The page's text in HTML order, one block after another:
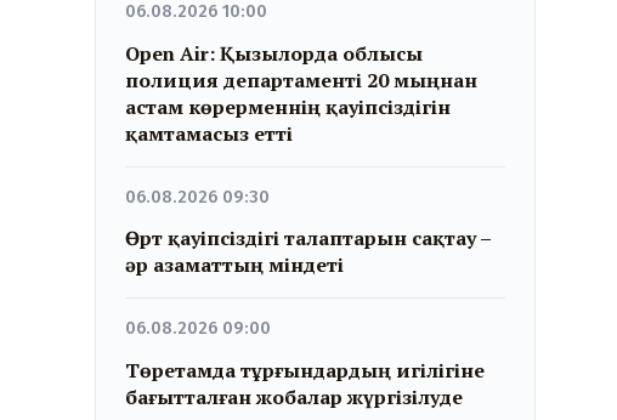
06.08.2026 10:00
Open Air: Қызылорда облысы
полиция департаменті 20 мыңнан
астам көрерменнің қауіпсіздігін
қамтамасыз етті
06.08.2026 09:30
Өрт қауіпсіздігі талаптарын сақтау –
әр азаматтың міндеті
06.08.2026 09:00
Төретамда тұрғындардың игілігіне
бағытталған жобалар жүргізілуде